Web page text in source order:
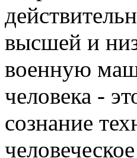
высшей и
военную
человека -
сознание